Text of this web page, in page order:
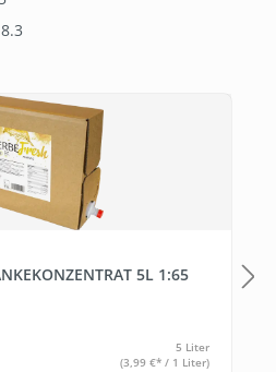
5L 1:65
5 Liter
(3,99 €* / 1 Liter)